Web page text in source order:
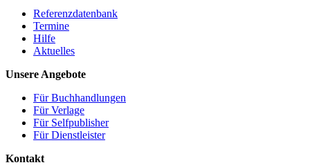
Referenzdatenbank
Termine
Hilfe
Aktuelles
Unsere Angebote
Für Buchhandlungen
Für Verlage
Für Selfpublisher
Für Dienstleister
Kontakt